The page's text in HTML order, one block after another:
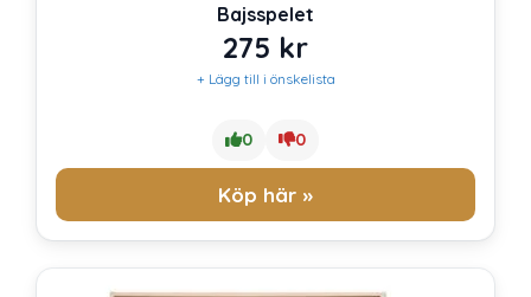
Bajsspelet
275 kr
+ Lägg till i önskelista
0 0
Köp här »